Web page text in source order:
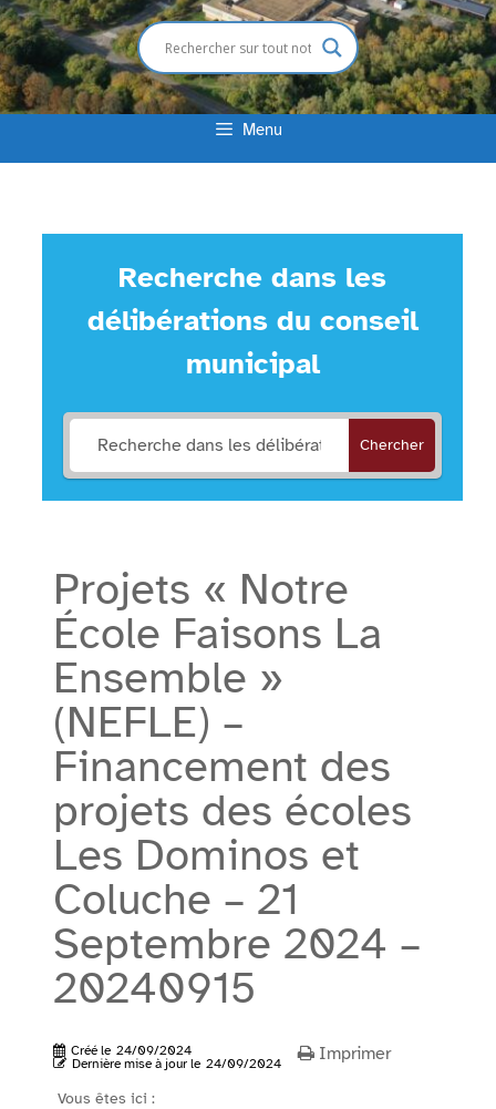
Menu
Recherche dans les
délibérations du conseil
municipal
Chercher
Projets « Notre
École Faisons La
Ensemble »
(NEFLE) –
Financement des
projets des écoles
Les Dominos et
Coluche – 21
Septembre 2024 –
20240915
Créé le 24/09/2024
Dernière mise à jour le 24/09/2024 Imprimer
Vous êtes ici :